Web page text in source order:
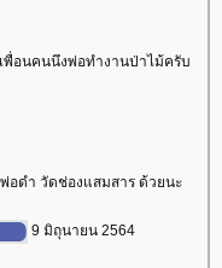
พื่อนคนนึงพ่อทำงานป่าไม้ครับ
อดำ วัดช่องแสมสาร ด้วยนะ
9 มิถุนายน 2564